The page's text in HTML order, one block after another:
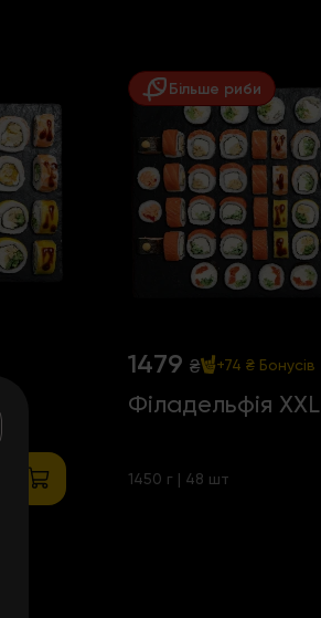
Більше риби
1479 ₴ +74 ₴ Бонусів
Філадельфія ХХL
1450 г | 48 шт